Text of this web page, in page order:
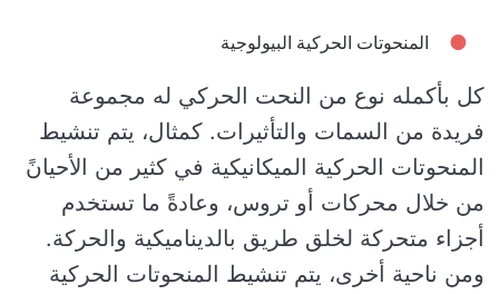
المنحوتات الحركية البيولوجية
كل بأكمله نوع من النحت الحركي له مجموعة
فريدة من السمات والتأثيرات. كمثال، يتم تنشيط
المنحوتات الحركية الميكانيكية في كثير من الأحيانً
من خلال محركات أو تروس، وعادةً ما تستخدم
أجزاء متحركة لخلق طريق بالديناميكية والحركة.
ومن ناحية أخرى، يتم تنشيط المنحوتات الحركية